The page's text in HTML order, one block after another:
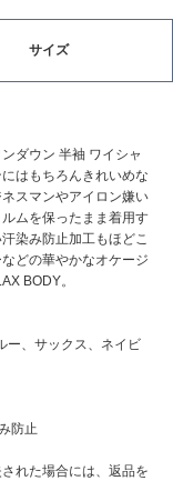
サイズ
ダウン 半袖 ワイシャ
はもちろんきれいめな
スマンやアイロン嫌い
ムを保ったまま着用す
染み防止加工もほどこ
どの華やかなオケージ
BODY。
ー、サックス、ネイビ
防止
れた場合には、返品を